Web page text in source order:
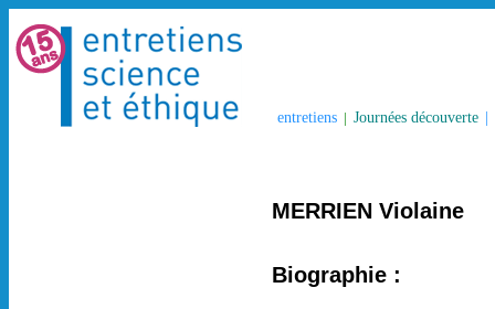
entretiens | Journées découverte
MERRIEN Violaine
Biographie :